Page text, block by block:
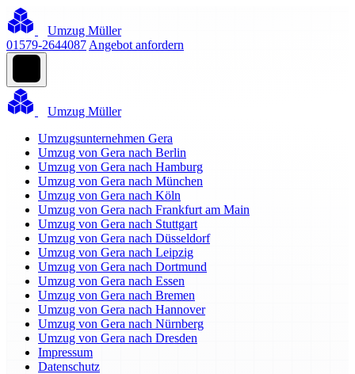
Umzug Müller
01579-2644087 Angebot anfordern
Umzug Müller
Umzugsunternehmen Gera
Umzug von Gera nach Berlin
Umzug von Gera nach Hamburg
Umzug von Gera nach München
Umzug von Gera nach Köln
Umzug von Gera nach Frankfurt am Main
Umzug von Gera nach Stuttgart
Umzug von Gera nach Düsseldorf
Umzug von Gera nach Leipzig
Umzug von Gera nach Dortmund
Umzug von Gera nach Essen
Umzug von Gera nach Bremen
Umzug von Gera nach Hannover
Umzug von Gera nach Nürnberg
Umzug von Gera nach Dresden
Impressum
Datenschutz